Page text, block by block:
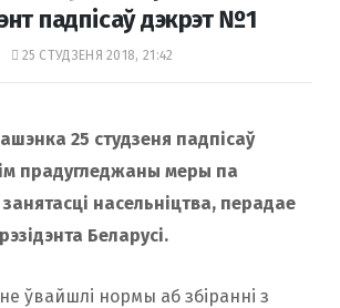
падпісаў дэкрэт №1
25 СТУДЗЕНЯ 2018, 21:42
25 студзеня падпісаў
прадугледжаны меры па
насельніцтва, перадае
Беларусі.
ўвайшлі нормы аб збіранні з